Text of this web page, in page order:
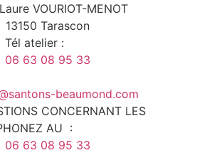
VOURIOT-MENOT
13150 Tarascon
Tél atelier :
06 63 08 95 33
beaumond.com
CONCERNANT LES
AU :
06 63 08 95 33